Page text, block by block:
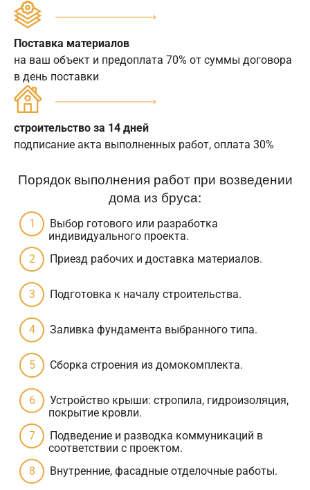
Поставка материалов
на ваш объект и предоплата 70% от суммы договора
в день поставки
строительство за 14 дней
подписание акта выполненных работ, оплата 30%
Порядок выполнения работ при возведении
дома из бруса:
Выбор готового или разработка
индивидуального проекта.
Приезд рабочих и доставка материалов.
Подготовка к началу строительства.
Заливка фундамента выбранного типа.
Сборка строения из домокомплекта.
Устройство крыши: стропила, гидроизоляция,
покрытие кровли.
Подведение и разводка коммуникаций в
соответствии с проектом.
Внутренние, фасадные отделочные работы.